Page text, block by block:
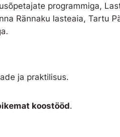
programmiga,
Rännaku lasteaia, Tartu
ja praktilisus.
koostööd.